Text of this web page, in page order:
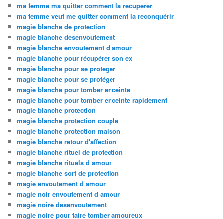
ma femme ma quitter comment la recuperer
ma femme veut me quitter comment la reconquérir
magie blanche de protection
magie blanche desenvoutement
magie blanche envoutement d amour
magie blanche pour récupérer son ex
magie blanche pour se proteger
magie blanche pour se protéger
magie blanche pour tomber enceinte
magie blanche pour tomber enceinte rapidement
magie blanche protection
magie blanche protection couple
magie blanche protection maison
magie blanche retour d'affection
magie blanche rituel de protection
magie blanche rituels d amour
magie blanche sort de protection
magie envoutement d amour
magie noir envoutement d amour
magie noire desenvoutement
magie noire pour faire tomber amoureux